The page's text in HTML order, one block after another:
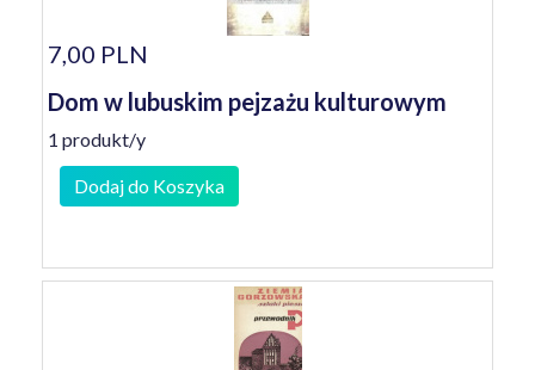
7,00 PLN
Dom w lubuskim pejzażu kulturowym
1 produkt/y
Dodaj do Koszyka